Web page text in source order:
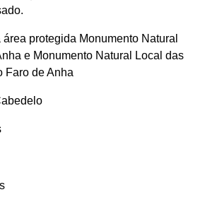
protegida Monumento Natural
e Monumento Natural Local das
Faro de Anha